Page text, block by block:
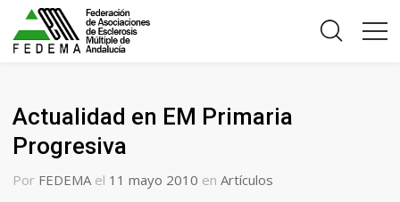
Actualidad en EM Primaria
Progresiva
Por FEDEMA el 11 mayo 2010 en Artículos